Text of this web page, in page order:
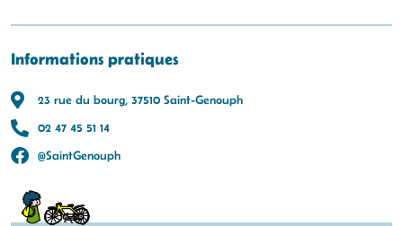
Informations pratiques
23 rue du bourg, 37510 Saint-Genouph
02 47 45 51 14
@SaintGenouph